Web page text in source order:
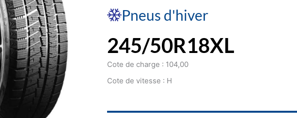
Pneus d'hiver
245/50R18XL
Cote de charge : 104,00
Cote de vitesse : H